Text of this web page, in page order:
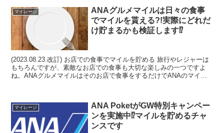
マイレージ
ANAグルメマイルは日々の食事
でマイルを貰える?!実際にどれだ
け貯まるかも検証します⁉
(2023.08.23.改訂) お店での食事でマイルを貯める 旅行やレジャーは
もちろんですが、素敵なお店での食事も大切な楽しみの一つですよ
ね。ANAグルメマイルはそのお店で食事をするだけでANAのマイル
マイレージ
ANA PoketがGW特別キャンペー
ンを実施中⁉マイルを貯めるチャ
ンスです